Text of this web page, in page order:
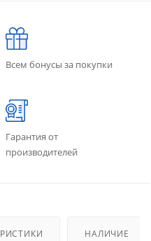
Всем бонусы за покупки
Гарантия от
производителей
НАЛИЧИЕ